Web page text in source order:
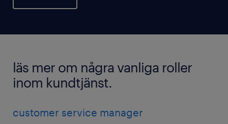
läs mer om några vanliga roller
inom kundtjänst.
customer service manager